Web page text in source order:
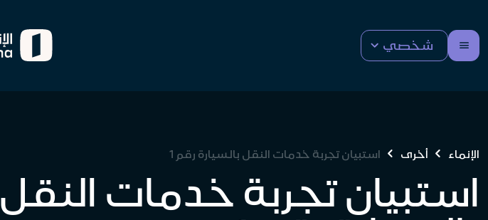
شخصي
الإنماء أخرى استبيان تجربة خدمات النقل بالسيارة رقم 1
استبيان تجربة خدمات النقل